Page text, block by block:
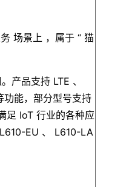
务场景上 ，属于“猫
产品支持 LTE 、
功能，部分型号支持
足 IoT行业的各种应
L610-EU 、 L610-LA